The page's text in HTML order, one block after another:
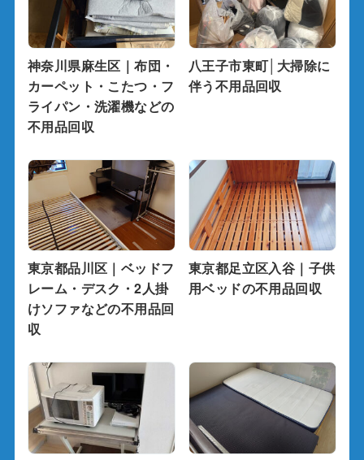
神奈川県麻生区｜布団・
カーペット・こたつ・フ
ライパン・洗濯機などの
不用品回収
八王子市東町│大掃除に
伴う不用品回収
東京都品川区｜ベッドフ
レーム・デスク・2人掛
けソファなどの不用品回
収
東京都足立区入谷｜子供
用ベッドの不用品回収